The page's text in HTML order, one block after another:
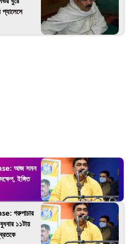
আজ সমন
ইঙ্গিত
গরুপাচার
১১টায়